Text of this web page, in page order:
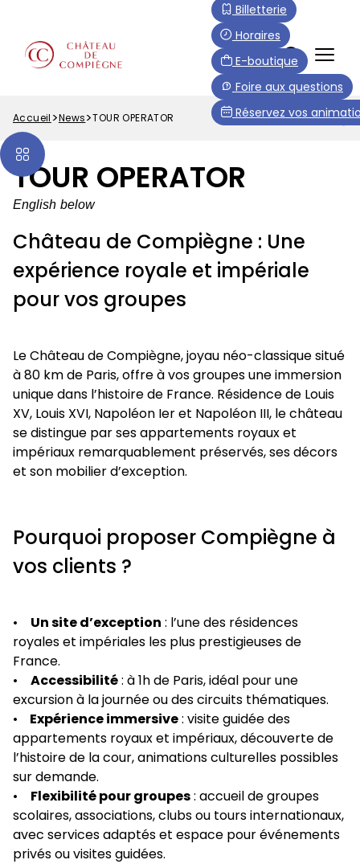
contenu
principal
Menu
Top
FR
Billetterie
Horaires
E-boutique
Foire aux questions
Réservez vos
Fil
d'Ariane
Accueil News TOUR OPERATOR
TOUR OPERATOR
English below
Château de Compiègne : Une
expérience royale et impériale
pour vos groupes
Le Château de Compiègne, joyau néo-classique situé
à 80 km de Paris, offre à vos groupes une immersion
unique dans l’histoire de France. Résidence de Louis
XV, Louis XVI, Napoléon Ier et Napoléon III, le château
se distingue par ses appartements royaux et
impériaux remarquablement préservés, ses décors
et son mobilier d’exception.
Pourquoi proposer Compiègne à
vos clients ?
• Un site d’exception : l’une des résidences
royales et impériales les plus prestigieuses de
France.
• Accessibilité: à 1h de Paris, idéal pour une
excursion à la journée ou des circuits thématiques.
•
Expérience immersive: visite guidée des
appartements royaux et impériaux, découverte de
l’histoire de la cour, animations culturelles possibles
sur demande.
• Flexibilité pour groupes: accueil de groupes
scolaires, associations, clubs ou tours internationaux,
avec services adaptés et espace pour événements
privés ou visites guidées.